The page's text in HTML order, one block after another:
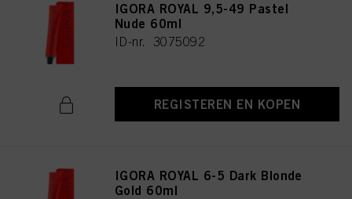
IGORA ROYAL 9,5-49 Pastel
Nude 60ml
ID-nr. 3075092
REGISTEREN EN KOPEN
IGORA ROYAL 6-5 Dark Blonde
Gold 60ml